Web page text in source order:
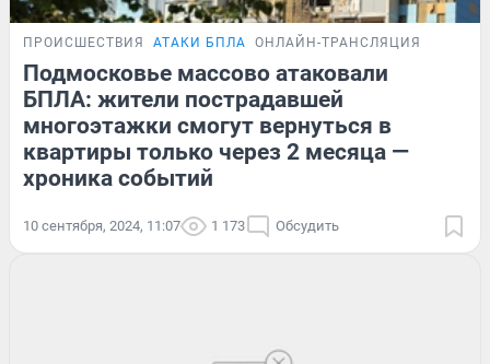
ПРОИСШЕСТВИЯ АТАКИ БПЛА ОНЛАЙН-ТРАНСЛЯЦИЯ
Подмосковье массово атаковали
БПЛА: жители пострадавшей
многоэтажки смогут вернуться в
квартиры только через 2 месяца —
хроника событий
10 сентября, 2024, 11:07 1 173 Обсудить